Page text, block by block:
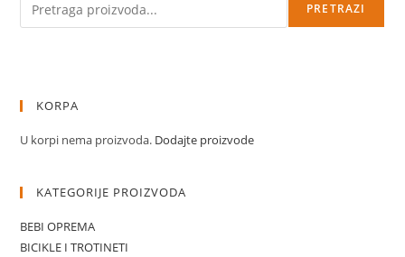
PRETRAZI
KORPA
U korpi nema proizvoda. Dodajte proizvode
KATEGORIJE PROIZVODA
BEBI OPREMA
BICIKLE I TROTINETI